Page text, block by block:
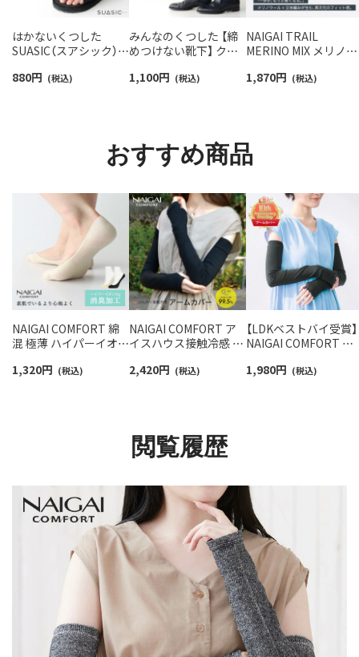
はかないくつした
SUASIC（スアシック）
抗菌防臭 ソックス メン
880円 (税込)
みんなのくつした 【締
めつけない靴下】 クル
【24-26cm】【26-28cm】
1,100円 (税込)
NAIGAI TRAIL
MERINO MIX メリノウ
ツソックス アーチフィ
送】90370010
1,870円 (税込)
おすすめ商品
NAIGAI COMFORT 綿
混 極薄 ハイパーイオン
きフットカバー 足底メ
1,320円 (税込)
NAIGAI COMFORT ア
イスハウス接触冷感 ア
ング丈 55cm 無地 UV
2,420円 (税込)
【LDKベストバイ受賞】
NAIGAI COMFORT 接
アームカバー スーパー
1,980円 (税込)
閲覧履歴